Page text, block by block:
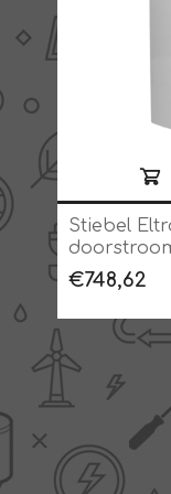
Stiebel
€748,62